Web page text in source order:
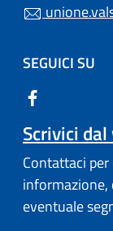
SEGUICI SU
Scrivici
Contattaci
eventuale